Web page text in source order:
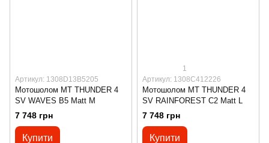
Артикул: 1308D13B5205
Мотошолом MT THUNDER 4
SV WAVES B5 Matt M
7 748 грн
Купити
1
Артикул: 1308C412226
Мотошолом MT THUNDER 4
SV RAINFOREST C2 Matt L
7 748 грн
Купити